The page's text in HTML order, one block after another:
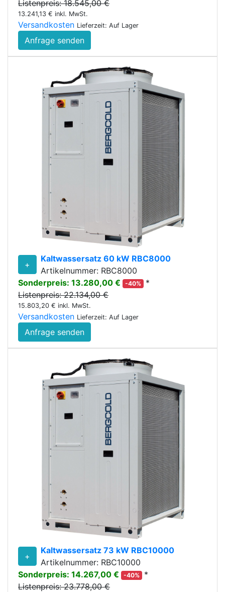
Listenpreis: 18.545,00 €
13.241,13 € inkl. MwSt.
Versandkosten Lieferzeit: Auf Lager
Anfrage senden
+
Kaltwassersatz 60 kW RBC8000
Artikelnummer: RBC8000
Sonderpreis: 13.280,00 €
-40%
*
Listenpreis: 22.134,00 €
15.803,20 € inkl. MwSt.
Versandkosten Lieferzeit: Auf Lager
Anfrage senden
+
Kaltwassersatz 73 kW RBC10000
Artikelnummer: RBC10000
Sonderpreis: 14.267,00 €
-40%
*
Listenpreis: 23.778,00 €